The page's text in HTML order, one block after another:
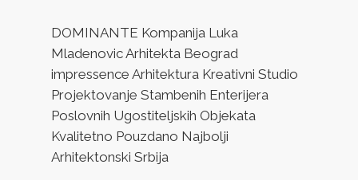
DOMINANTE Kompanija Luka
Mladenovic Arhitekta Beograd
impressence Arhitektura Kreativni Studio
Projektovanje Stambenih Enterijera
Poslovnih Ugostiteljskih Objekata
Kvalitetno Pouzdano Najbolji
Arhitektonski Srbija